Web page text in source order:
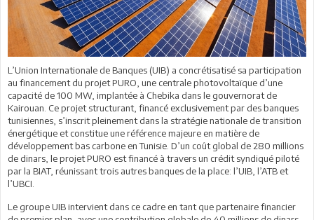
L’Union Internationale de Banques (UIB) a concrétisatisé sa participation
au financement du projet PURO, une centrale photovoltaïque d’une
capacité de 100 MW, implantée à Chebika dans le gouvernorat de
Kairouan. Ce projet structurant, financé exclusivement par des banques
tunisiennes, s’inscrit pleinement dans la stratégie nationale de transition
énergétique et constitue une référence majeure en matière de
développement bas carbone en Tunisie. D’un coût global de 280 millions
de dinars, le projet PURO est financé à travers un crédit syndiqué piloté
par la BIAT, réunissant trois autres banques de la place: l’UIB, l’ATB et
l’UBCI.
Le groupe UIB intervient dans ce cadre en tant que partenaire financier